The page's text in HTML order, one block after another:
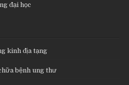
đại học
kinh địa tạng
bệnh ung thư